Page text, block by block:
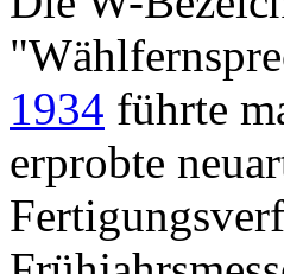
1934 führte
erprobte